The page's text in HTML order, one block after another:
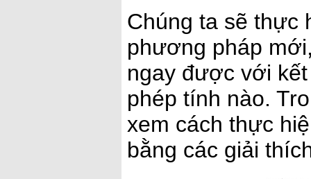
Chúng ta sẽ thực
phương pháp
ngay được với
phép tính nào.
xem cách thực
bằng các giải